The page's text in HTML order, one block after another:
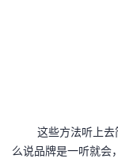
这些方法听上
么说品牌是一听就会